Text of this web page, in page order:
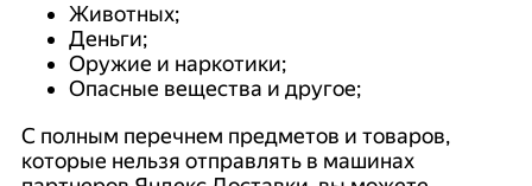
Животных;
Деньги;
Оружие и наркотики;
Опасные вещества и другое;
С полным перечнем предметов и товаров,
которые нельзя отправлять в машинах